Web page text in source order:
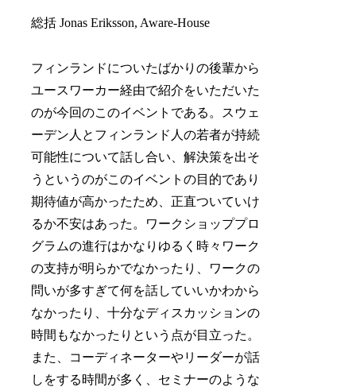
総括 Jonas Eriksson, Aware-House
フィンランドについたばかりの後輩から
ユースワーカー経由で紹介をいただいた
のが今回のこのイベントである。スウェ
ーデン人とフィンランド人の若者が持続
可能性について話し合い、解決策を出そ
うというのがこのイベントの目的であり
期待値が高かったため、正直ついていけ
るか不安はあった。ワークショッププロ
グラムの進行はかなりゆるく時々ワーク
の支持が明らかでなかったり、ワークの
問いが多すぎて何を話していいかわから
なかったり、十分なディスカッションの
時間もなかったりという点が目立った。
また、コーディネーターやリーダーが話
しをする時間が多く、セミナーのような